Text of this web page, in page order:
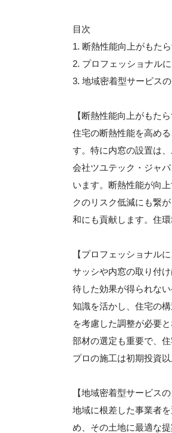
目次
1. 断熱性能向上がもた
2. プロフェッショナル
3. 地域密着型サービス
【断熱性能向上がもた
住宅の断熱性能を高め
す。特に内窓の設置は
会社ツユテック・ジャ
います。断熱性能が向
クのリスク低減にも繋
和にも貢献します。住
【プロフェッショナル
サッシや内窓の取り付
待した効果が得られな
知識を活かし、住宅の
を考慮した調整が必要
部材の選定も重要で、
プロの施工は初期投資
【地域密着型サービスの
地域に根差した事業者
め、その土地に最適な